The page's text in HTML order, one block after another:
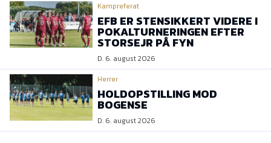
Kampreferat
EFB ER STENSIKKERT VIDERE I
POKALTURNERINGEN EFTER
STORSEJR PÅ FYN
D. 6. august 2026
Herrer
HOLDOPSTILLING MOD
BOGENSE
D. 6. august 2026